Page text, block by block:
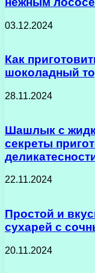
03.12.2024
Как
шоколадный
28.11.2024
Шашлык с
секреты
22.11.2024
Простой и
сухарей с
20.11.2024